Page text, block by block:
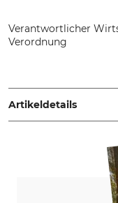
Verantwortlicher
Verordnung
64807 Dieburg,
Artikeldetails
Treibgliedstärke/